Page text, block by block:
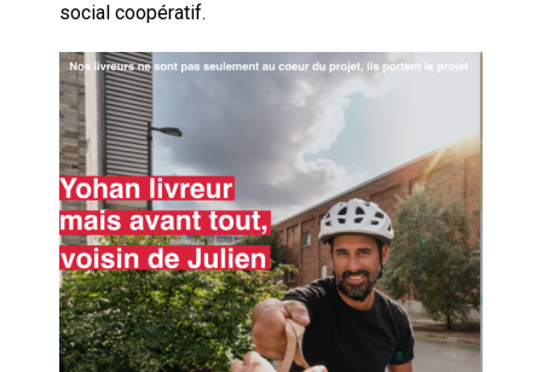
social coopératif.